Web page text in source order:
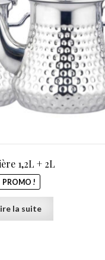
1,2L + 2L
PROMO !
était :
30,00 €.
la suite